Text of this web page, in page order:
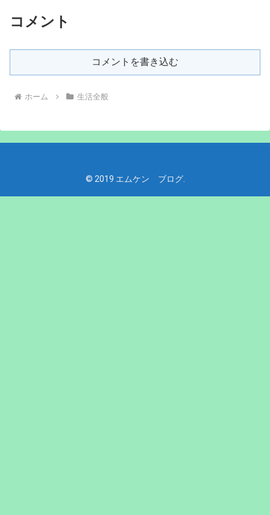
コメント
コメントを書き込む
ホーム 生活全般
© 2019 エムケン ブログ.